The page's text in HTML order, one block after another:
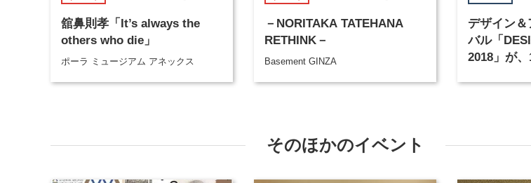
舘鼻則孝「It’s always the
others who die」
ポーラ ミュージアム アネックス
－NORITAKA TATEHANA
RETHINK－
Basement GINZA
デザイン＆
バル「
2018」が
そのほかのイベント